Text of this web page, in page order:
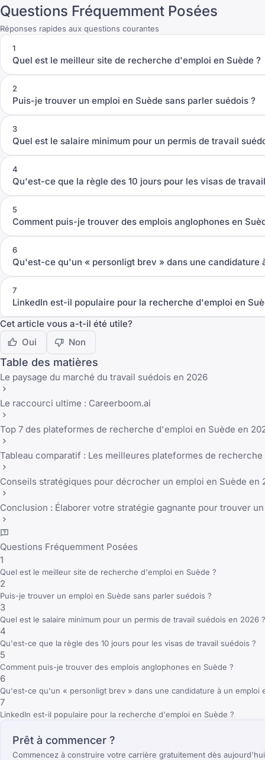
Questions Fréquemment Posées
Réponses rapides aux questions courantes
1
Quel est le meilleur site de recherche d'emploi en Suède ?
2
Puis-je trouver un emploi en Suède sans parler suédois ?
3
Quel est le salaire minimum pour un permis de travail
4
Qu'est-ce que la règle des 10 jours pour les visas de
5
Comment puis-je trouver des emplois anglophones en
6
Qu'est-ce qu'un « personligt brev » dans une candidature
7
LinkedIn est-il populaire pour la recherche d'emploi en
Cet article vous a-t-il été utile?
Oui
Non
Table des matières
Le paysage du marché du travail suédois en 2026
Le raccourci ultime : Careerboom.ai
Top 7 des plateformes de recherche d'emploi en Suède en
Tableau comparatif : Les meilleures plateformes de
Conseils stratégiques pour décrocher un emploi en Suède en
Conclusion : Élaborer votre stratégie gagnante pour trouver
Questions Fréquemment Posées
1
Quel est le meilleur site de recherche d'emploi en Suède ?
2
Puis-je trouver un emploi en Suède sans parler suédois ?
3
Quel est le salaire minimum pour un permis de travail suédois en 2026 ?
4
Qu'est-ce que la règle des 10 jours pour les visas de travail suédois ?
5
Comment puis-je trouver des emplois anglophones en Suède ?
6
Qu'est-ce qu'un « personligt brev » dans une candidature à un emploi
7
LinkedIn est-il populaire pour la recherche d'emploi en Suède ?
Prêt à commencer ?
Commencez à construire votre carrière gratuitement dès aujourd'hui